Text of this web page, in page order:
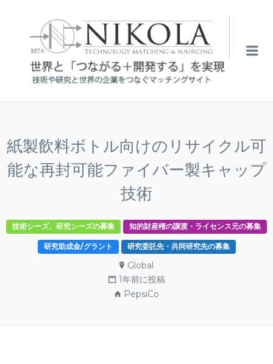
紙製飲料ボトル向けのリサイクル可
能な再封可能ファイバー製キャップ
技術
技術シーズ、研究シーズの募集 知的財産権の譲渡・ライセンス元の募集
研究助成金/グラント 研究委託先・共同研究先の募集
Global
1年前に投稿
PepsiCo